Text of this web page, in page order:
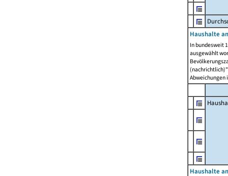
Haushalte
In bundesweit
ausgewählt
Abweichungen
Haushalte